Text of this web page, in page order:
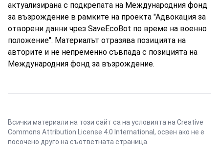
актуализирана с подкрепата на Международния фонд
за възрождение в рамките на проекта "Адвокация за
отворени данни чрез SaveEcoBot по време на военно
положение". Материалът отразява позицията на
авторите и не непременно съвпада с позицията на
Международния фонд за възрождение.
Всички материали на този сайт са на условията на Creative
Commons Attribution License 4.0 International , освен ако не е
посочено друго на съответната страница.